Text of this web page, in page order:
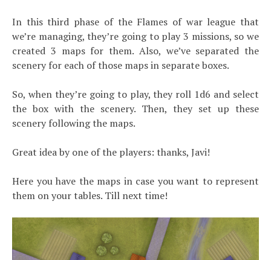
In this third phase of the Flames of war league that
we’re managing, they’re going to play 3 missions, so we
created 3 maps for them. Also, we’ve separated the
scenery for each of those maps in separate boxes.
So, when they’re going to play, they roll 1d6 and select
the box with the scenery. Then, they set up these
scenery following the maps.
Great idea by one of the players: thanks, Javi!
Here you have the maps in case you want to represent
them on your tables. Till next time!